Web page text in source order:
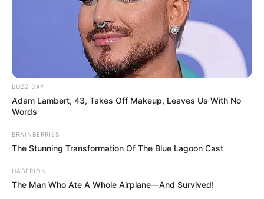
BUZZ DAY
Adam Lambert, 43, Takes Off Makeup, Leaves Us With No
Words
BRAINBERRIES
The Stunning Transformation Of The Blue Lagoon Cast
HABERION
The Man Who Ate A Whole Airplane—And Survived!